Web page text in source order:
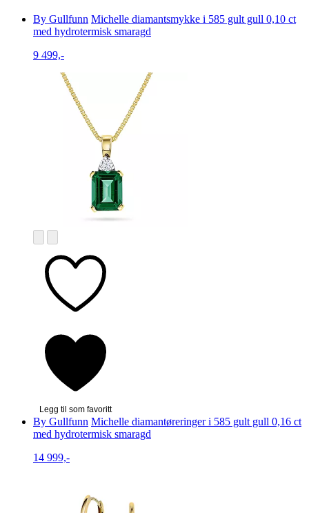
By Gullfunn Michelle diamantsmykke i 585 gult gull 0,10 ct
med hydrotermisk smaragd
9 499,-
Legg til som favoritt
By Gullfunn Michelle diamantøreringer i 585 gult gull 0,16 ct
med hydrotermisk smaragd
14 999,-